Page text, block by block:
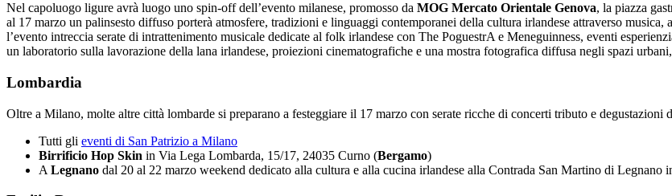
Nel capoluogo ligure avrà luogo uno spin-off dell’evento milanese, promosso da MOG Mercato Orientale Genova, la piazza
al 17 marzo un palinsesto diffuso porterà atmosfere, tradizioni e linguaggi contemporanei della cultura irlandese attraverso
l’evento intreccia serate di intrattenimento musicale dedicate al folk irlandese con The PoguestrA e Meneguinness, eventi
un laboratorio sulla lavorazione della lana irlandese, proiezioni cinematografiche e una mostra fotografica diffusa negli spazi
Lombardia
Oltre a Milano, molte altre città lombarde si preparano a festeggiare il 17 marzo con serate ricche di concerti tributo e degustazioni
Tutti gli eventi di San Patrizio a Milano
Birrificio Hop Skin in Via Lega Lombarda, 15/17, 24035 Curno (Bergamo)
A Legnano dal 20 al 22 marzo weekend dedicato alla cultura e alla cucina irlandese alla Contrada San Martino di